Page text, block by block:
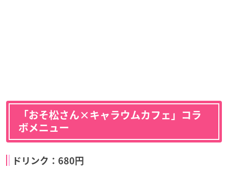
「おそ松さん×キャラウムカフェ」コラ
ボメニュー
ドリンク：680円